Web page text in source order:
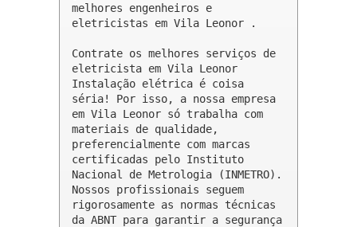
melhores engenheiros e
eletricistas em Vila Leonor .
Contrate os melhores serviços de
eletricista em Vila Leonor
Instalação elétrica é coisa
séria! Por isso, a nossa empresa
em Vila Leonor só trabalha com
materiais de qualidade,
preferencialmente com marcas
certificadas pelo Instituto
Nacional de Metrologia (INMETRO).
Nossos profissionais seguem
rigorosamente as normas técnicas
da ABNT para garantir a segurança